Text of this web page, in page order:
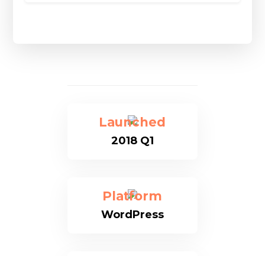
Launched
2018 Q1
Platform
WordPress